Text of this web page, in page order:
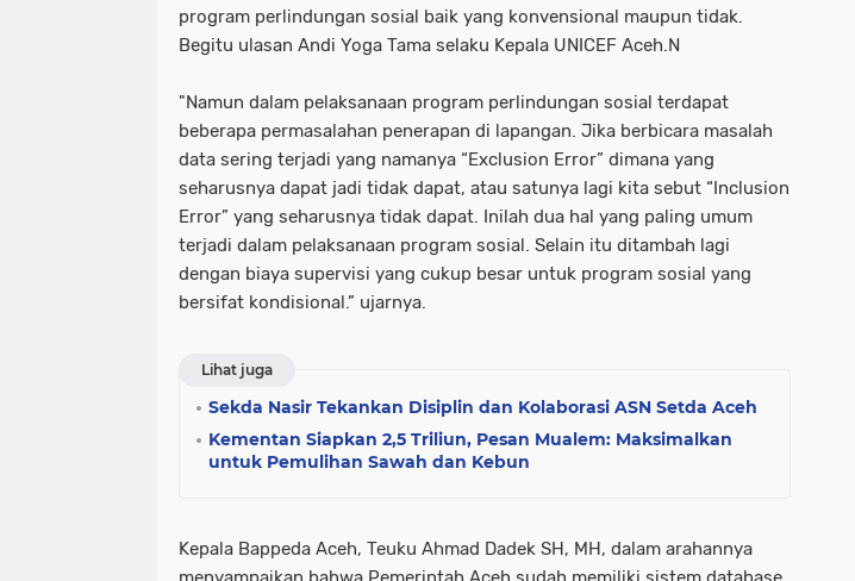
program perlindungan sosial baik yang konvensional maupun tidak.
Begitu ulasan Andi Yoga Tama selaku Kepala UNICEF Aceh.N
"Namun dalam pelaksanaan program perlindungan sosial terdapat
beberapa permasalahan penerapan di lapangan. Jika berbicara masalah
data sering terjadi yang namanya “Exclusion Error” dimana yang
seharusnya dapat jadi tidak dapat, atau satunya lagi kita sebut “Inclusion
Error” yang seharusnya tidak dapat. Inilah dua hal yang paling umum
terjadi dalam pelaksanaan program sosial. Selain itu ditambah lagi
dengan biaya supervisi yang cukup besar untuk program sosial yang
bersifat kondisional.” ujarnya.
Lihat juga
Sekda Nasir Tekankan Disiplin dan Kolaborasi ASN Setda Aceh
Kementan Siapkan 2,5 Triliun, Pesan Mualem: Maksimalkan
untuk Pemulihan Sawah dan Kebun
Kepala Bappeda Aceh, Teuku Ahmad Dadek SH, MH, dalam arahannya